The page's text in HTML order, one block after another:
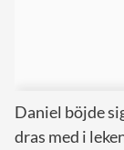
Daniel böjde
dras med i